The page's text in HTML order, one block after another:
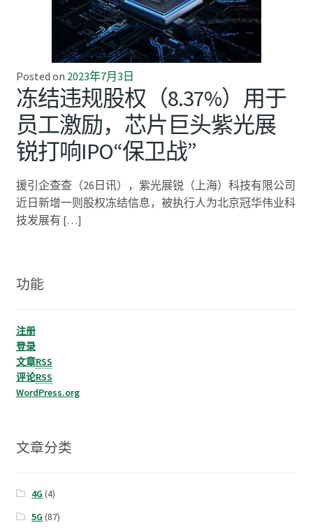
Posted on 2023年7月3日
冻结违规股权（8.37%）用于
员工激励，芯片巨头紫光展
锐打响IPO“保卫战”
援引企查查（26日讯），紫光展锐（上海）科技有限公司
近日新增一则股权冻结信息，被执行人为北京冠华伟业科
技发展有 […]
功能
注册
登录
文章RSS
评论RSS
WordPress.org
文章分类
4G (4)
5G (87)